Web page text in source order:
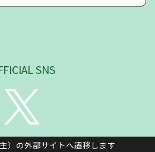
SNS
）の外部サイトへ遷移します